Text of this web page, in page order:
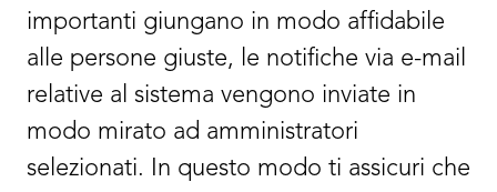
importanti giungano in modo affidabile
alle persone giuste, le notifiche via e-mail
relative al sistema vengono inviate in
modo mirato ad amministratori
selezionati. In questo modo ti assicuri che